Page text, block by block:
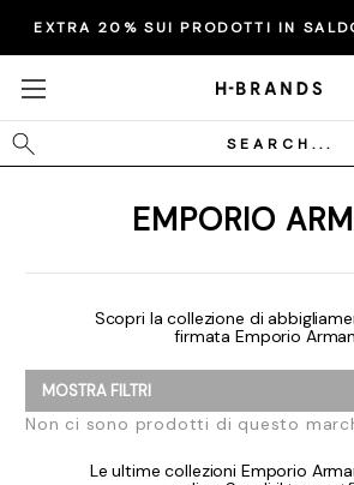
EXTRA 20% SUI PRODOTTI IN
Cerca
EMPORIO
Scopri la collezione di
firmata Emporio
MOSTRA FILTRI
Non ci sono prodotti di questo
Le ultime collezioni Emporio